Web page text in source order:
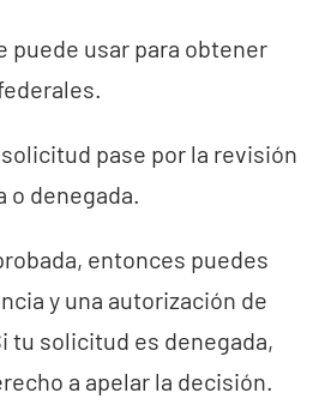
puede usar para obtener
pase por la revisión
o denegada.
entonces puedes
y una autorización de
tu solicitud es denegada,
a apelar la decisión.